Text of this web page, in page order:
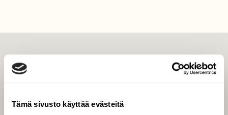
Tämä sivusto käyttää evästeitäTilaa digilukuoikeus